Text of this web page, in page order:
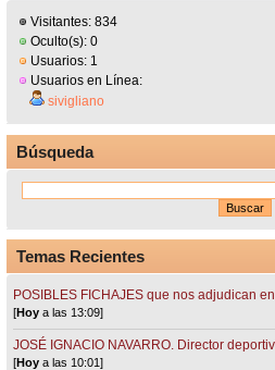
Visitantes: 834
Oculto(s): 0
Usuarios: 1
Usuarios en Línea:
sivigliano
Búsqueda
Temas Recientes
POSIBLES FICHAJES que nos adjudican
[Hoy a las 13:09]
JOSÉ IGNACIO NAVARRO. Director
[Hoy a las 10:01]